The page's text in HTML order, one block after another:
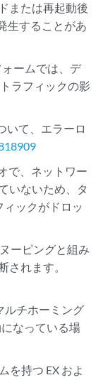
または再起動後
生することがあ
ォームでは、デ
ラフィックの影
いて、エラーロ
で、ネットワー
いないため、タ
ックがドロッ
ーピングと組み
されます。
ルチホーミング
なっている場
を持つ EX およ